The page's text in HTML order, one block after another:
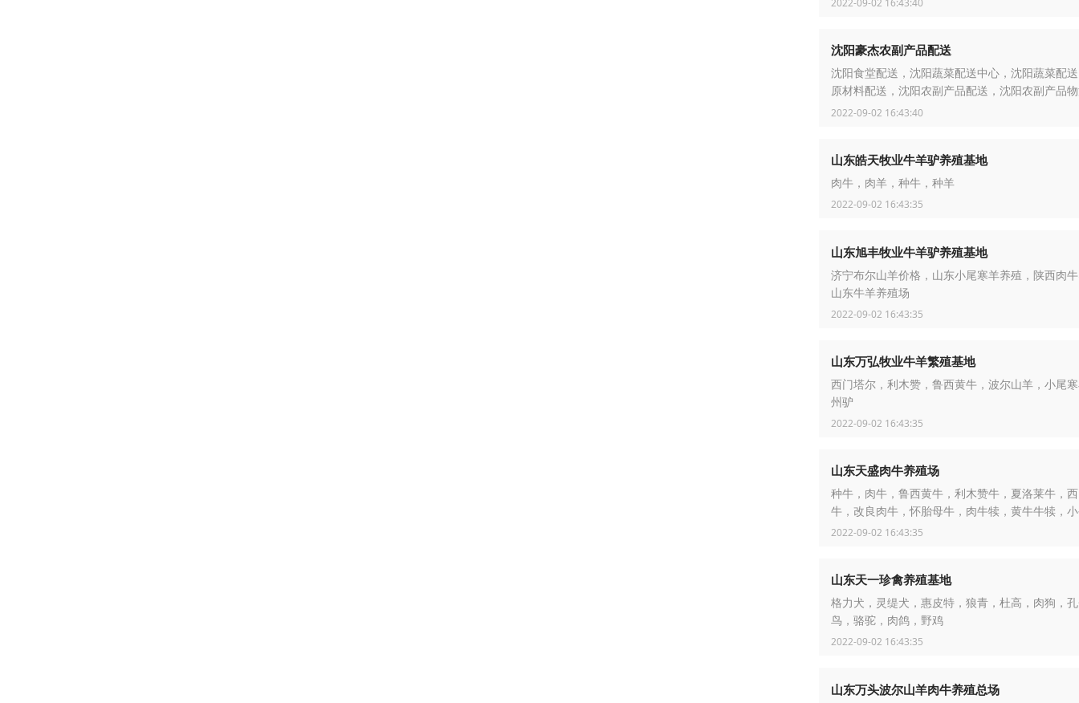
沈阳豪杰农副产品配送
沈阳食堂配送，沈阳蔬菜配送中心，沈阳蔬菜配
原材料配送，沈阳农副产品配送，沈阳农副产品
送，沈阳蔬菜食堂配送，沈阳配送蔬菜，沈阳农
2022-09-02 16:43:40
山东皓天牧业牛羊驴养殖基地
肉牛，肉羊，种牛，种羊
2022-09-02 16:43:35
山东旭丰牧业牛羊驴养殖基地
济宁布尔山羊价格，山东小尾寒羊养殖，陕西肉
山东牛羊养殖场
2022-09-02 16:43:35
山东万弘牧业牛羊繁殖基地
西门塔尔，利木赞，鲁西黄牛，波尔山羊，小尾
州驴
2022-09-02 16:43:35
山东天盛肉牛养殖场
种牛，肉牛，鲁西黄牛，利木赞牛，夏洛莱牛，
牛，改良肉牛，怀胎母牛，肉牛犊，黄牛牛犊，
2022-09-02 16:43:35
山东天一珍禽养殖基地
格力犬，灵缇犬，惠皮特，狼青，杜高，肉狗，
鸟，骆驼，肉鸽，野鸡
2022-09-02 16:43:35
山东万头波尔山羊肉牛养殖总场